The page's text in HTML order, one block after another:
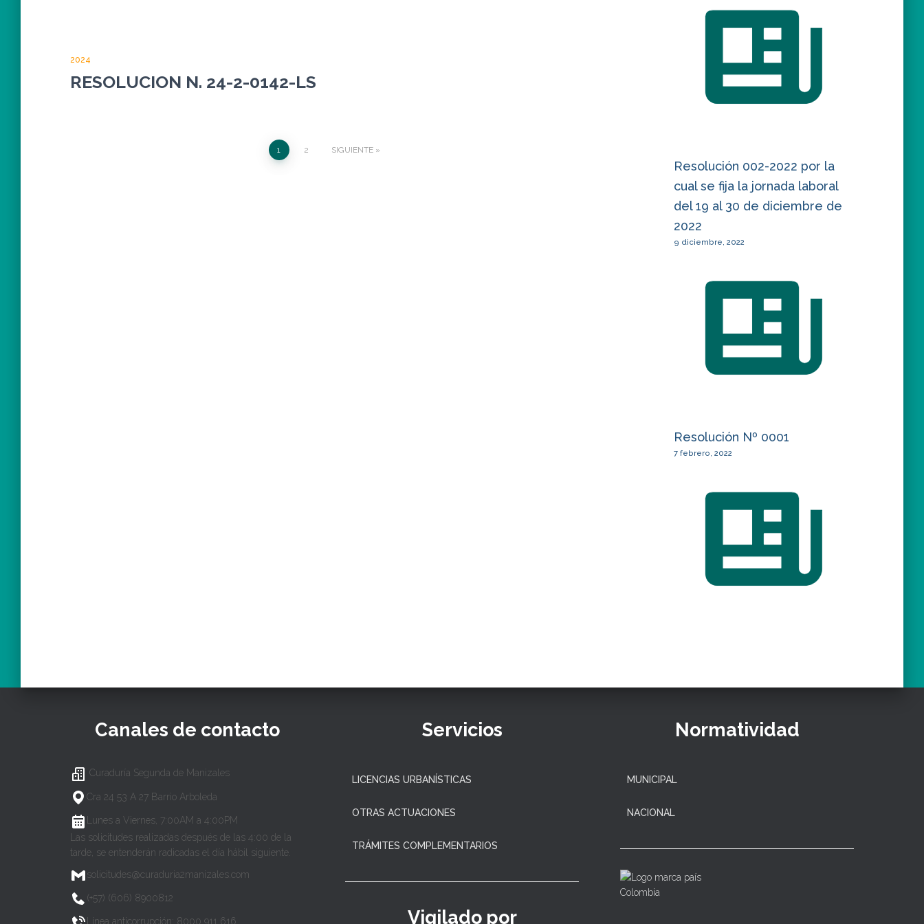
2024
RESOLUCION N. 24-2-0142-LS
1 2 SIGUIENTE
Resolución 002-2022 por la
cual se fija la jornada laboral
del 19 al 30 de diciembre de
2022
9 diciembre, 2022
Resolución Nº 0001
7 febrero, 2022
Canales de contacto
Curaduría Segunda de Manizales
Cra 24 53 A 27 Barrio Arboleda
Lunes a Viernes, 7:00AM a 4:00PM
Las solicitudes realizadas después de las 4:00 de la
tarde, se entenderán radicadas el día hábil siguiente.
solicitudes@curaduria2manizales.com
(+57) (606) 8900812
Línea anticorrupción: 8000 911 616
Servicios
LICENCIAS URBANÍSTICAS
OTRAS ACTUACIONES
TRÁMITES COMPLEMENTARIOS
Vigilado por
Normatividad
MUNICIPAL
NACIONAL